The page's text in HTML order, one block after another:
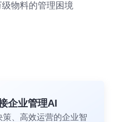
物料的管理困境
企业管理AI
、高效运营的企业智